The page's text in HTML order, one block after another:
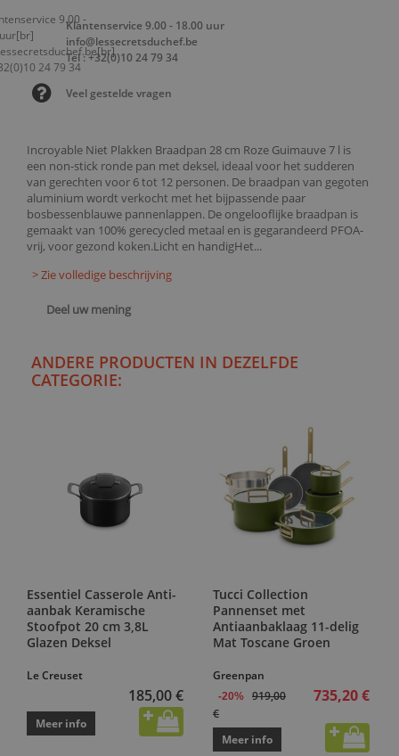
Incroyable Niet Plakken Braadpan 28 cm Roze Guimauve 7 l is
een non-stick ronde pan met deksel, ideaal voor het sudderen
van gerechten voor 6 tot 12 personen. De braadpan van gegoten
aluminium wordt verkocht met het bijpassende paar
bosbessenblauwe pannenlappen. De ongelooflijke braadpan is
gemaakt van 100% gerecycled metaal en is gegarandeerd PFOA-
vrij, voor gezond koken.Licht en handigHet...
> Zie volledige beschrijving
Deel uw mening
Klantenservice 9.00 - 18.00 uur
info@lessecretsduchef.be
Tel : +32(0)10 24 79 34
Veel gestelde vragen
ANDERE PRODUCTEN IN DEZELFDE
CATEGORIE:
Essentiel Casserole Anti-
aanbak Keramische
Stoofpot 20 cm 3,8L
Glazen Deksel
Le Creuset
185,00 €
Meer info
Tucci Collection
Pannenset met
Antiaanbaklaag 11-delig
Mat Toscane Groen
Greenpan
-20%
919,00
€
735,20 €
Meer info